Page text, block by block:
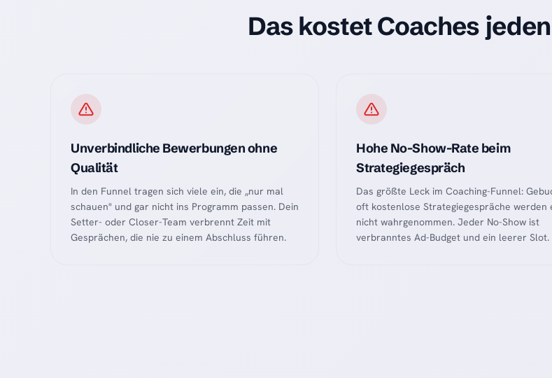
Das kostet Coaches
Unverbindliche Bewerbungen ohne
Qualität
In den Funnel tragen sich viele ein, die „nur mal
schauen" und gar nicht ins Programm passen. Dein
Setter- oder Closer-Team verbrennt Zeit mit
Gesprächen, die nie zu einem Abschluss führen.
Hohe No-Show-Rate beim
Strategiegespräch
Das größte Leck im Coaching-Funnel:
oft kostenlose Strategiegespräche werden
nicht wahrgenommen. Jeder No-Show ist
verbranntes Ad-Budget und ein leerer Slot.